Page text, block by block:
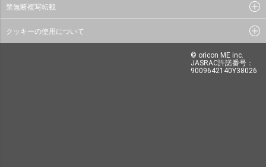
禁無断複写転載
クッキーの使用について
© oricon ME inc.
JASRAC許諾番号：
9009642140Y38026